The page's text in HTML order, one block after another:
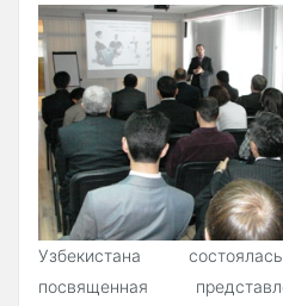
Узбекистана
посвященная